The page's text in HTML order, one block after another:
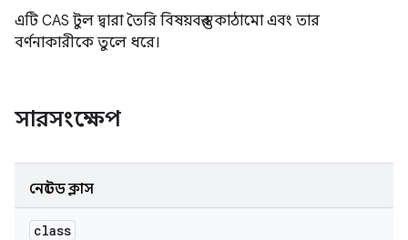
এটি CAS টুল দ্বারা তৈরি বিষয়বস্তুর কাঠামো এবং তার
বর্ণনাকারীকে তুলে ধরে।
সারসংক্ষেপ
নেস্টেড ক্লাস
class